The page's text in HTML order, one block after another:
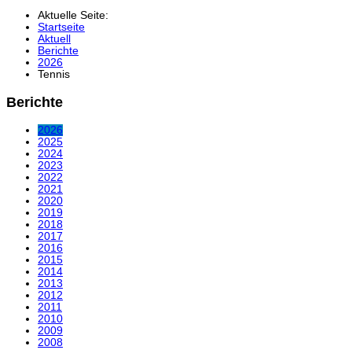
Aktuelle Seite:
Startseite
Aktuell
Berichte
2026
Tennis
Berichte
2026
2025
2024
2023
2022
2021
2020
2019
2018
2017
2016
2015
2014
2013
2012
2011
2010
2009
2008